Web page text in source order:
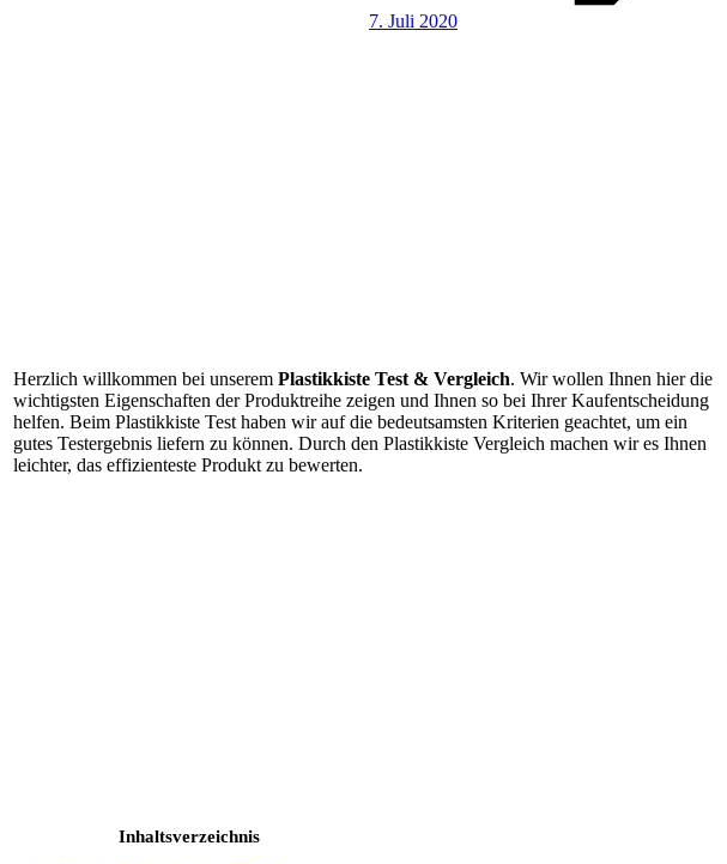
7. Juli 2020
Herzlich willkommen bei unserem Plastikkiste Test & Vergleich. Wir wollen Ihnen hier die
wichtigsten Eigenschaften der Produktreihe zeigen und Ihnen so bei Ihrer Kaufentscheidung
helfen. Beim Plastikkiste Test haben wir auf die bedeutsamsten Kriterien geachtet, um ein
gutes Testergebnis liefern zu können. Durch den Plastikkiste Vergleich machen wir es Ihnen
leichter, das effizienteste Produkt zu bewerten.
Inhaltsverzeichnis